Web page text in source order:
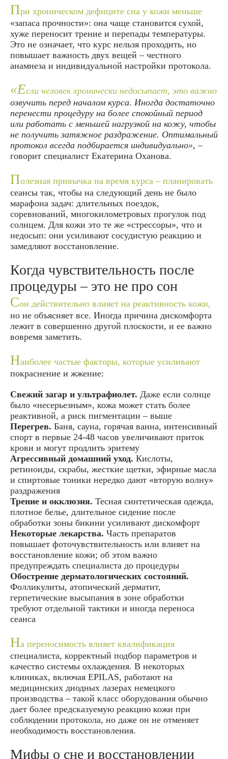
При хроническом дефиците сна у кожи меньше
«запаса прочности»: она чаще становится сухой,
хуже переносит трение и перепады температуры.
Это не означает, что курс нельзя проходить, но
повышает важность двух вещей – честного
анамнеза и индивидуальной настройки протокола.
«Если человек хронически недосыпает, это важно
озвучить перед началом курса. Иногда достаточно
перенести процедуру на более спокойный период
или работать с меньшей нагрузкой на кожу, чтобы
не получить затяжное раздражение. Оптимальный
протокол всегда подбирается индивидуально», –
говорит специалист Екатерина Оханова.
Полезная привычка на время курса – планировать
сеансы так, чтобы на следующий день не было
марафона задач: длительных поездок,
соревнований, многокилометровых прогулок под
солнцем. Для кожи это те же «стрессоры», что и
недосып: они усиливают сосудистую реакцию и
замедляют восстановление.
Когда чувствительность после
процедуры – это не про сон
Сон действительно влияет на реактивность кожи,
но не объясняет все. Иногда причина дискомфорта
лежит в совершенно другой плоскости, и ее важно
вовремя заметить.
Наиболее частые факторы, которые усиливают
покраснение и жжение:
Свежий загар и ультрафиолет. Даже если солнце
было «несерьезным», кожа может стать более
реактивной, а риск пигментации – выше
Перегрев. Баня, сауна, горячая ванна, интенсивный
спорт в первые 24-48 часов увеличивают приток
крови и могут продлить эритему
Агрессивный домашний уход. Кислоты,
ретиноиды, скрабы, жесткие щетки, эфирные масла
и спиртовые тоники нередко дают «вторую волну»
раздражения
Трение и окклюзия. Тесная синтетическая одежда,
плотное белье, длительное сидение после
обработки зоны бикини усиливают дискомфорт
Некоторые лекарства. Часть препаратов
повышает фоточувствительность или влияет на
восстановление кожи; об этом важно
предупреждать специалиста до процедуры
Обострение дерматологических состояний.
Фолликулиты, атопический дерматит,
герпетические высыпания в зоне обработки
требуют отдельной тактики и иногда переноса
сеанса
На переносимость влияет квалификация
специалиста, корректный подбор параметров и
качество системы охлаждения. В некоторых
клиниках, включая EPILAS, работают на
медицинских диодных лазерах немецкого
производства – такой класс оборудования обычно
дает более предсказуемую реакцию кожи при
соблюдении протокола, но даже он не отменяет
необходимость восстановления.
Мифы о сне и восстановлении